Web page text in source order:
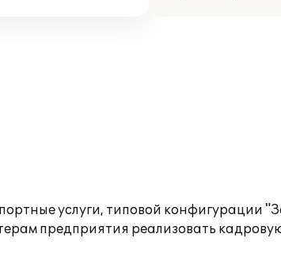
услуги, типовой конфигурации
предприятия реализовать